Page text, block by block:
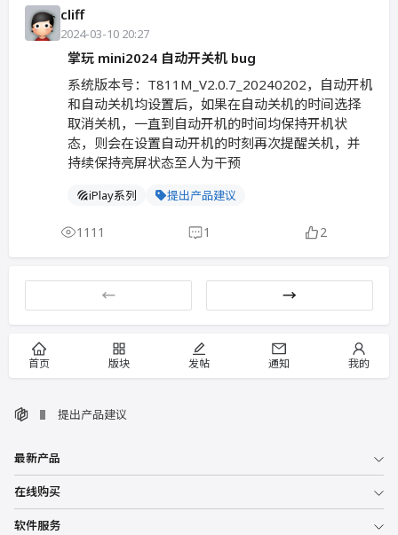
cliff
2024-03-10 20:27
掌玩 mini2024 自动开关机 bug
系统版本号：T811M_V2.0.7_20240202，自动开机
和自动关机均设置后，如果在自动关机的时间选择
取消关机，一直到自动开机的时间均保持开机状
态，则会在设置自动开机的时刻再次提醒关机，并
持续保持亮屏状态至人为干预
iPlay系列 提出产品建议
1111 1 2
← →
首页 版块 发帖 通知 我的
提出产品建议
最新产品
在线购买
软件服务